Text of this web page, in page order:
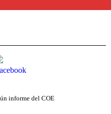
informe del COE